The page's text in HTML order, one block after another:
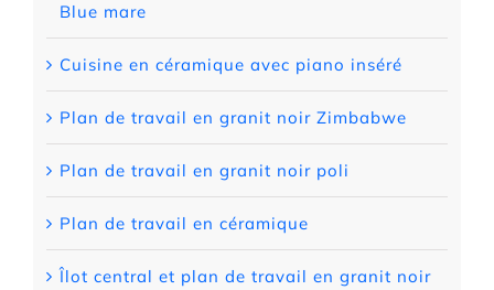
Blue mare
Cuisine en céramique avec piano inséré
Plan de travail en granit noir Zimbabwe
Plan de travail en granit noir poli
Plan de travail en céramique
Îlot central et plan de travail en granit noir